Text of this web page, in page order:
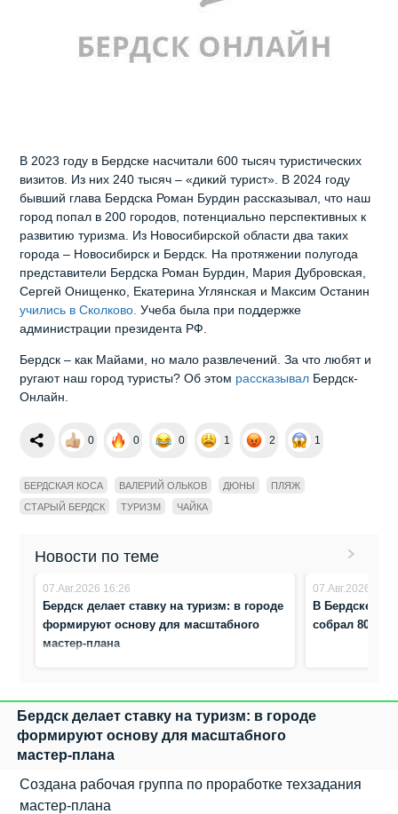
В 2023 году в Бердске насчитали 600 тысяч туристических
визитов. Из них 240 тысяч – «дикий турист». В 2024 году
бывший глава Бердска Роман Бурдин рассказывал, что наш
город попал в 200 городов, потенциально перспективных к
развитию туризма. Из Новосибирской области два таких
города – Новосибирск и Бердск. На протяжении полугода
представители Бердска Роман Бурдин, Мария Дубровская,
Сергей Онищенко, Екатерина Углянская и Максим Останин
учились в Сколково. Учеба была при поддержке
администрации президента РФ.
Бердск – как Майами, но мало развлечений. За что любят и
ругают наш город туристы? Об этом рассказывал Бердск-
Онлайн.
0 0 0 1 2 1
БЕРДСКАЯ КОСА ВАЛЕРИЙ ОЛЬКОВ ДЮНЫ
ПЛЯЖ
СТАРЫЙ БЕРДСК
ТУРИЗМ ЧАЙКА
Новости по теме
07.Авг.2026 16:26
Бердск делает ставку на туризм: в городе
формируют основу для масштабного
мастер‑плана
07.Авг.2026 0:47
В Бердске
собрал 80
Бердск делает ставку на туризм: в городе
формируют основу для масштабного
мастер‑плана
Создана рабочая группа по проработке техзадания
мастер-плана